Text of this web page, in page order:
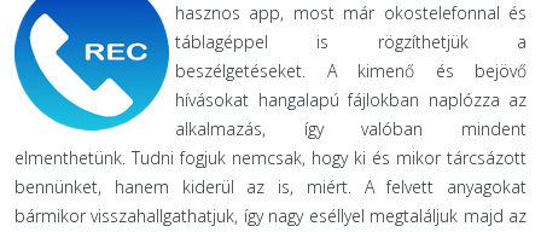
hasznos app, most már okostelefonnal és
táblagéppel is rögzíthetjük a
beszélgetéseket. A kimenő és bejövő
hívásokat hangalapú fájlokban naplózza az
alkalmazás, így valóban mindent
elmenthetünk. Tudni fogjuk nemcsak, hogy ki és mikor tárcsázott
bennünket, hanem kiderül az is, miért. A felvett anyagokat
bármikor visszahallgathatjuk, így nagy eséllyel megtaláljuk majd az